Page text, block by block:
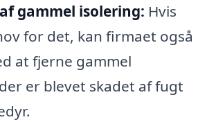
gammel isolering: Hvis
for det, kan firmaet også
at fjerne gammel
er blevet skadet af fugt